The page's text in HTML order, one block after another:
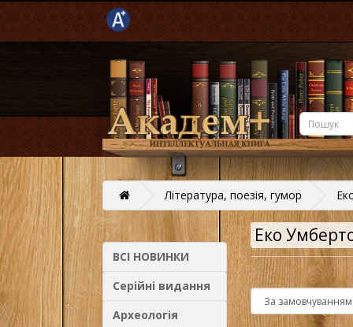
Література, поезія, гумор
ВСІ НОВИНКИ
Серійні видання
Археологія
Еко